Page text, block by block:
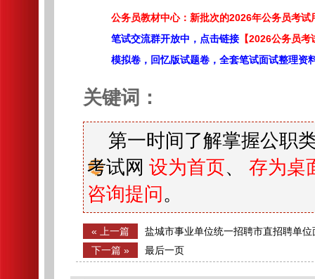
公务员教材中心：新批次的2026年公务员考试
笔试交流群开放中，点击链接 【2026公务员
模拟卷，回忆版试题卷，全套笔试面试整理资
关键词：
第一时间了解掌握公职
考试网 设为首页、 存为桌
咨询提问 。
« 上一篇 盐城市事业单位统一招聘市直招聘单
告
下一篇 » 最后一页